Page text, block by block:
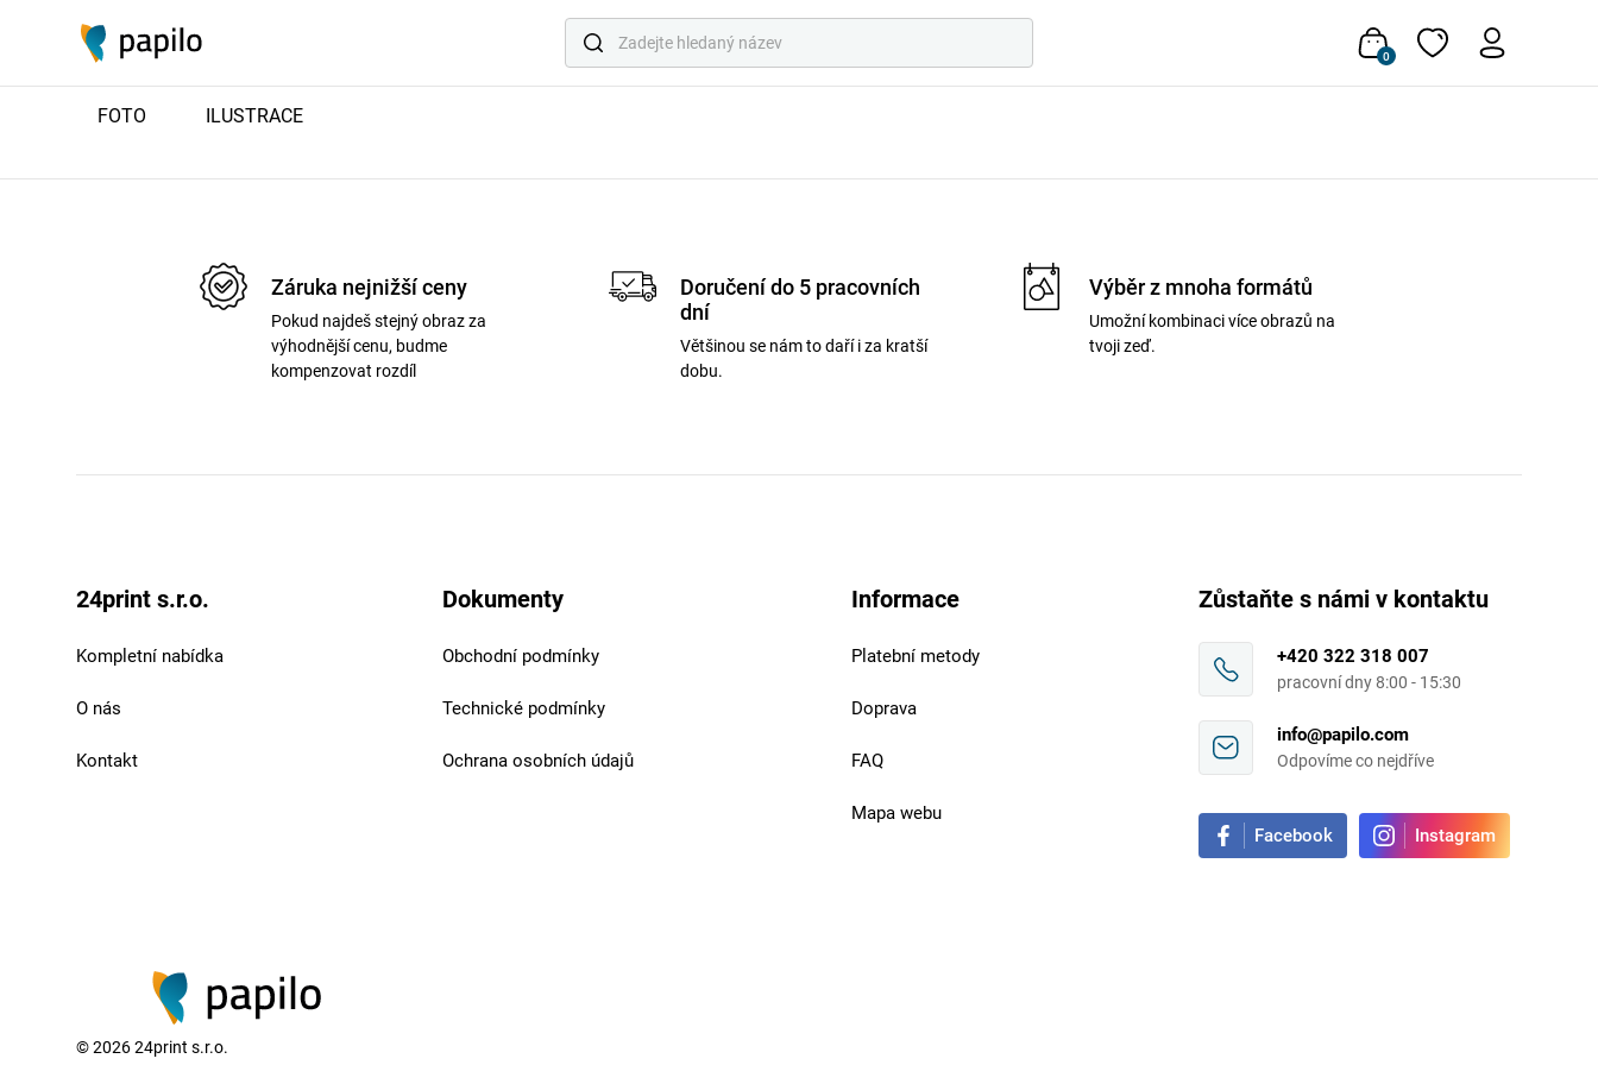
0
FOTO ILUSTRACE
Nenalezeno
Záruka nejnižší ceny
Pokud najdeš stejný obraz za
výhodnější cenu, budme
kompenzovat rozdíl
Doručení do 5 pracovních
dní
Většinou se nám to daří i za kratší
dobu.
Výběr z mnoha formátů
Umožní kombinaci více obrazů na
tvoji zeď.
24print s.r.o.
Kompletní nabídka
O nás
Kontakt
Dokumenty
Obchodní podmínky
Technické podmínky
Ochrana osobních údajů
Informace
Platební metody
Doprava
FAQ
Mapa webu
Zůstaňte s námi v kontaktu
+420 322 318 007
pracovní dny 8:00 - 15:30
info@papilo.com
Odpovíme co nejdříve
Facebook Instagram
©202624print s.r.o.